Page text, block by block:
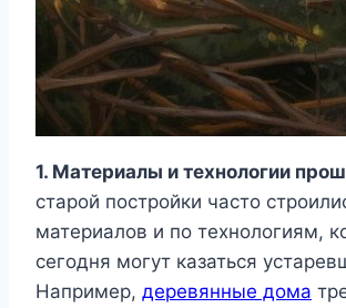
1. Материалы и технологии
старой постройки часто
материалов и по технологиям,
сегодня могут казаться
Например, деревянные дома